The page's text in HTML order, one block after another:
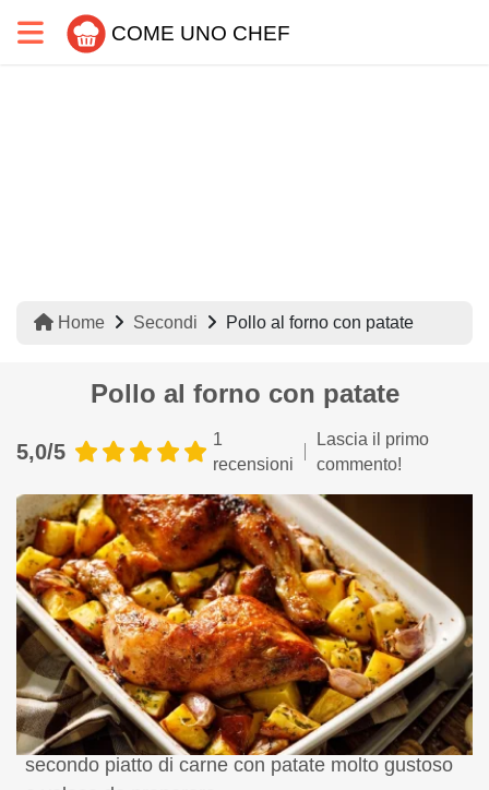
COME UNO CHEF
Home Secondi Pollo al forno con patate
Pollo al forno con patate
5,0/5
1
recensioni
Lascia il primo
commento!
Ricetta facile di pollo al forno con patate. Un
secondo piatto di carne con patate molto gustoso